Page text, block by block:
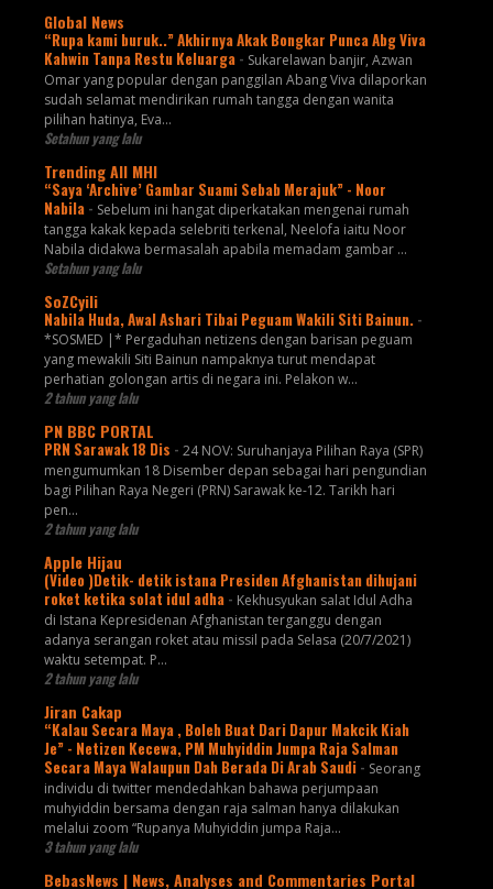
Global News
“Rupa kami buruk..” Akhirnya Akak Bongkar Punca Abg Viva
Kahwin Tanpa Restu Keluarga - Sukarelawan banjir, Azwan
Omar yang popular dengan panggilan Abang Viva dilaporkan
sudah selamat mendirikan rumah tangga dengan wanita
pilihan hatinya, Eva...
Setahun yang lalu
Trending All MHI
“Saya ‘Archive’ Gambar Suami Sebab Merajuk” - Noor
Nabila - Sebelum ini hangat diperkatakan mengenai rumah
tangga kakak kepada selebriti terkenal, Neelofa iaitu Noor
Nabila didakwa bermasalah apabila memadam gambar ...
Setahun yang lalu
SoZCyili
Nabila Huda, Awal Ashari Tibai Peguam Wakili Siti Bainun. -
*SOSMED |* Pergaduhan netizens dengan barisan peguam
yang mewakili Siti Bainun nampaknya turut mendapat
perhatian golongan artis di negara ini. Pelakon w...
2 tahun yang lalu
PN BBC PORTAL
PRN Sarawak 18 Dis - 24 NOV: Suruhanjaya Pilihan Raya (SPR)
mengumumkan 18 Disember depan sebagai hari pengundian
bagi Pilihan Raya Negeri (PRN) Sarawak ke-12. Tarikh hari
pen...
2 tahun yang lalu
Apple Hijau
(Video )Detik- detik istana Presiden Afghanistan dihujani
roket ketika solat idul adha - Kekhusyukan salat Idul Adha
di Istana Kepresidenan Afghanistan terganggu dengan
adanya serangan roket atau missil pada Selasa (20/7/2021)
waktu setempat. P...
2 tahun yang lalu
Jiran Cakap
“Kalau Secara Maya , Boleh Buat Dari Dapur Makcik Kiah
Je” - Netizen Kecewa, PM Muhyiddin Jumpa Raja Salman
Secara Maya Walaupun Dah Berada Di Arab Saudi - Seorang
individu di twitter mendedahkan bahawa perjumpaan
muhyiddin bersama dengan raja salman hanya dilakukan
melalui zoom “Rupanya Muhyiddin jumpa Raja...
3 tahun yang lalu
BebasNews | News, Analyses and Commentaries Portal